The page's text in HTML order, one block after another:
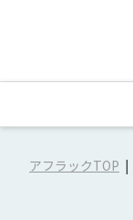
アフラックTOP